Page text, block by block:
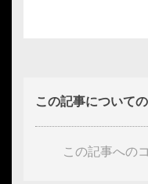
この記事について
この記事への